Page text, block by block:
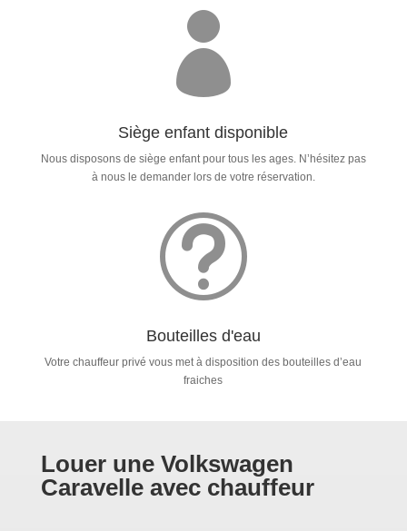

Siège enfant disponible
Nous disposons de siège enfant pour tous les ages. N’hésitez pas
à nous le demander lors de votre réservation.
t
Bouteilles d'eau
Votre chauffeur privé vous met à disposition des bouteilles d’eau
fraiches
Louer une Volkswagen
Caravelle avec chauffeur